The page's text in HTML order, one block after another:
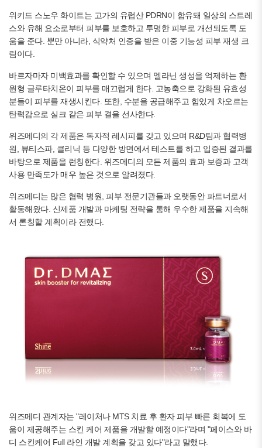
위키드 스노우 화이트는 고가의 유럽산 PDRN이 함유돼 일상의 스트레
스와 유해 요소로부터 피부를 보호하고 투명한 피부로 개선되도록 도
움을 준다. 뿐만 아니라, 식약처 인증을 받은 이중 기능성 피부 재생 크
림이다.
바르자마자 미백효과를 확인할 수 있으며 멜라닌 생성을 억제하는 환
원형 글루타치온이 피부를 매끄럽게 한다. 고농축으로 강화된 유효성
분들이 피부를 재생시킨다. 또한, 수분을 공급해주고 힘있게 차오르는
탄력감으로 실크 같은 피부 결을 선사한다.
위즈메디의 각 제품은 독자적 레시피를 갖고 있으며 R&D팀과 협력병
원, 뷰티스파, 클리닉 등 다양한 방면에서 테스트를 하고 입증된 결과를
바탕으로 제품을 런칭한다. 위즈메디의 모든 제품의 효과 보증과 고객
사용 만족도가 매우 높은 것으로 알려졌다.
위즈메디는 많은 협력 병원, 피부 전문기관들과 오랫동안 파트너로서
활동해왔다. 신제품 개발과 마케팅 전략을 통해 우수한 제품을 지속해
서 론칭할 계획이라 전했다.
위즈메디 관계자는 "레이처나 MTS 치료 후 환자 피부 빠른 회복에 도
움이 제공해주는 스킨 케어 제품을 개발할 예정이다"라며 "페이스와 바
디 스킨케어 Full 라인 개발 계획을 갖고 있다"라고 말했다.